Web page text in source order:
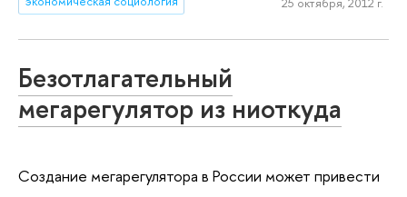
Безотлагательный
мегарегулятор из ниоткуда
Создание мегарегулятора в России может привести